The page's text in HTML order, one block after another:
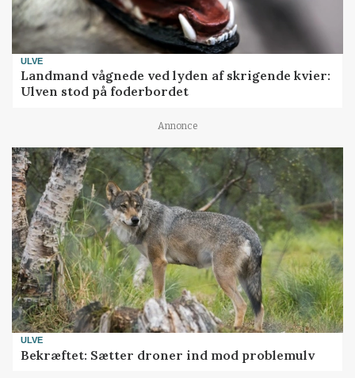
ULVE
Landmand vågnede ved lyden af skrigende kvier:
Ulven stod på foderbordet
Annonce
ULVE
Bekræftet: Sætter droner ind mod problemulv